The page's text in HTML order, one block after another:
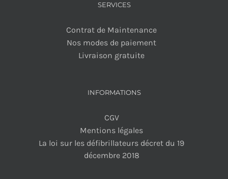
SERVICES
Contrat de Maintenance
Nos modes de paiement
Livraison gratuite
INFORMATIONS
CGV
Mentions légales
La loi sur les défibrillateurs décret du 19
décembre 2018